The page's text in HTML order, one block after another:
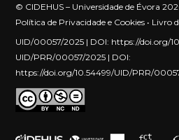
© CIDEHUS – Universidade de Évora
Política de Privacidade e Cookies • Livro
UID/00057/2025 | DOI: https://doi.org/
UID/PRR/00057/2025 | DOI:
https://doi.org/10.54499/UID/PRR/